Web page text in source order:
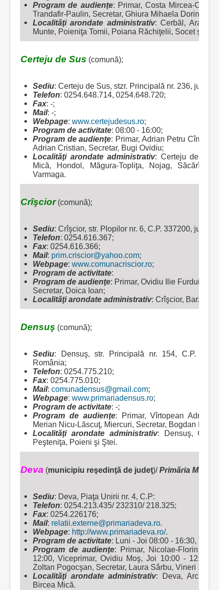
Program de audienţe: Primar, Costa Mircea-
Trandafir-Paulin, Secretar, Ghiura Mihaela Dorina;
Localităţi arondate administrativ:Cerbăl,
Munte, Poieniţa Tomii, Poiana Răchiţelii, Socet şi
Certeju de Sus (comună);
Sediu: Certeju de Sus, stzr. Principală nr. 236, jud.
Telefon: 0254.648.714, 0254.648.720;
Fax: -;
Mail: -;
Webpage: www.certejudesus.ro;
Program de activitate: 08:00 - 16:00;
Program de audienţe: Primar, Adrian Petru
Adrian Cristian, Secretar, Bugi Ovidiu;
Localităţi arondate administrativ: Certeju de
Mică, Hondol, Măgura-Topliţa, Nojag,
Varmaga.
Crîşcior(comună);
Sediu: Crîşcior, str. Plopilor nr. 6, C.P. 337200, jud.
Telefon: 0254.616.367;
Fax: 0254.616.366;
Mail: prim.criscior@yahoo.com;
Webpage: www.comunacriscior.ro;
Program de activitate:
Program de audienţe: Primar, Ovidiu Ilie Furdui,
Secretar, Doica Ioan;
Localităţi arondate administrativ: Crîşcior, Barza,
Densuş (comună);
Sediu: Densuş, str. Principală nr. 154, C.P.
România;
Telefon: 0254.775.210;
Fax: 0254.775.010;
Mail: comunadensus@gmail.com;
Webpage: www.primariadensus.ro;
Program de activitate: -;
Program de audienţe: Primar, Vîrtopean Adrian-
Merian Nicu-Lăscuţ, Miercuri, Secretar, Bogdan
Localităţi arondate administrativ:
Densuş,
Peşteniţa, Poieni şi Ştei.
Deva (municipiu reşedinţă de judeţ)/ Primăria
Sediu: Deva, Piaţa Unirii nr. 4, C.P:
Telefon: 0254.213.435/ 232310/ 218.325;
Fax: 0254.226176;
Mail: relatii.externe@primariadeva.ro.
Webpage: http://www.primariadeva.ro/.
Program de activitate: Luni - Joi 08:00 - 16:30,
Program de audienţe: Primar, Nicolae-Florin
12:00, Viceprimar, Ovidiu Moş, Joi 10:00 - 12:00,
Zoltan Pogocşan, Secretar, Laura Sârbu, Vineri 10:00
Localităţi arondate administrativ: Deva, Archia,
Bircea Mică.